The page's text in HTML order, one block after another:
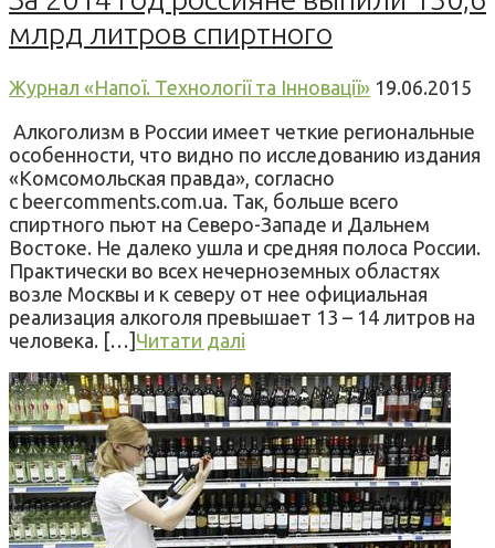
млрд литров спиртного
Журнал «Напої. Технології та Інновації» 19.06.2015
Алкоголизм в России имеет четкие региональные
особенности, что видно по исследованию издания
«Комсомольская правда», согласно
с beercomments.com.ua. Так, больше всего
спиртного пьют на Северо-Западе и Дальнем
Востоке. Не далеко ушла и средняя полоса России.
Практически во всех нечерноземных областях
возле Москвы и к северу от нее официальная
реализация алкоголя превышает 13 – 14 литров на
человека. […] Читати далі